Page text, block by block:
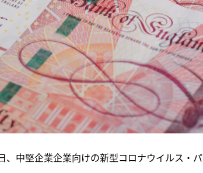
、中堅企業企業向けの新型コロナウイルス・